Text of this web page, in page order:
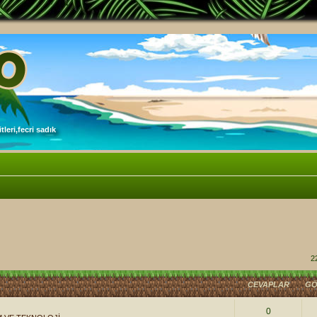
sadık
CEVAPLAR
0